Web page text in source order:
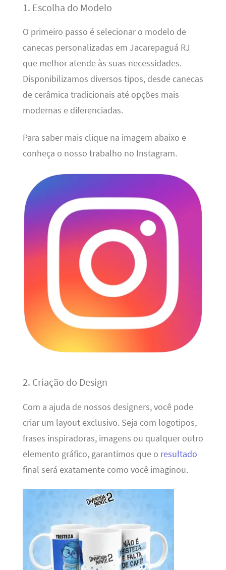
1. Escolha do Modelo
O primeiro passo é selecionar o modelo de
canecas personalizadas em Jacarepaguá RJ
que melhor atende às suas necessidades.
Disponibilizamos diversos tipos, desde canecas
de cerâmica tradicionais até opções mais
modernas e diferenciadas.
Para saber mais clique na imagem abaixo e
conheça o nosso trabalho no Instagram.
2. Criação do Design
Com a ajuda de nossos designers, você pode
criar um layout exclusivo. Seja com logotipos,
frases inspiradoras, imagens ou qualquer outro
elemento gráfico, garantimos que o resultado
final será exatamente como você imaginou.